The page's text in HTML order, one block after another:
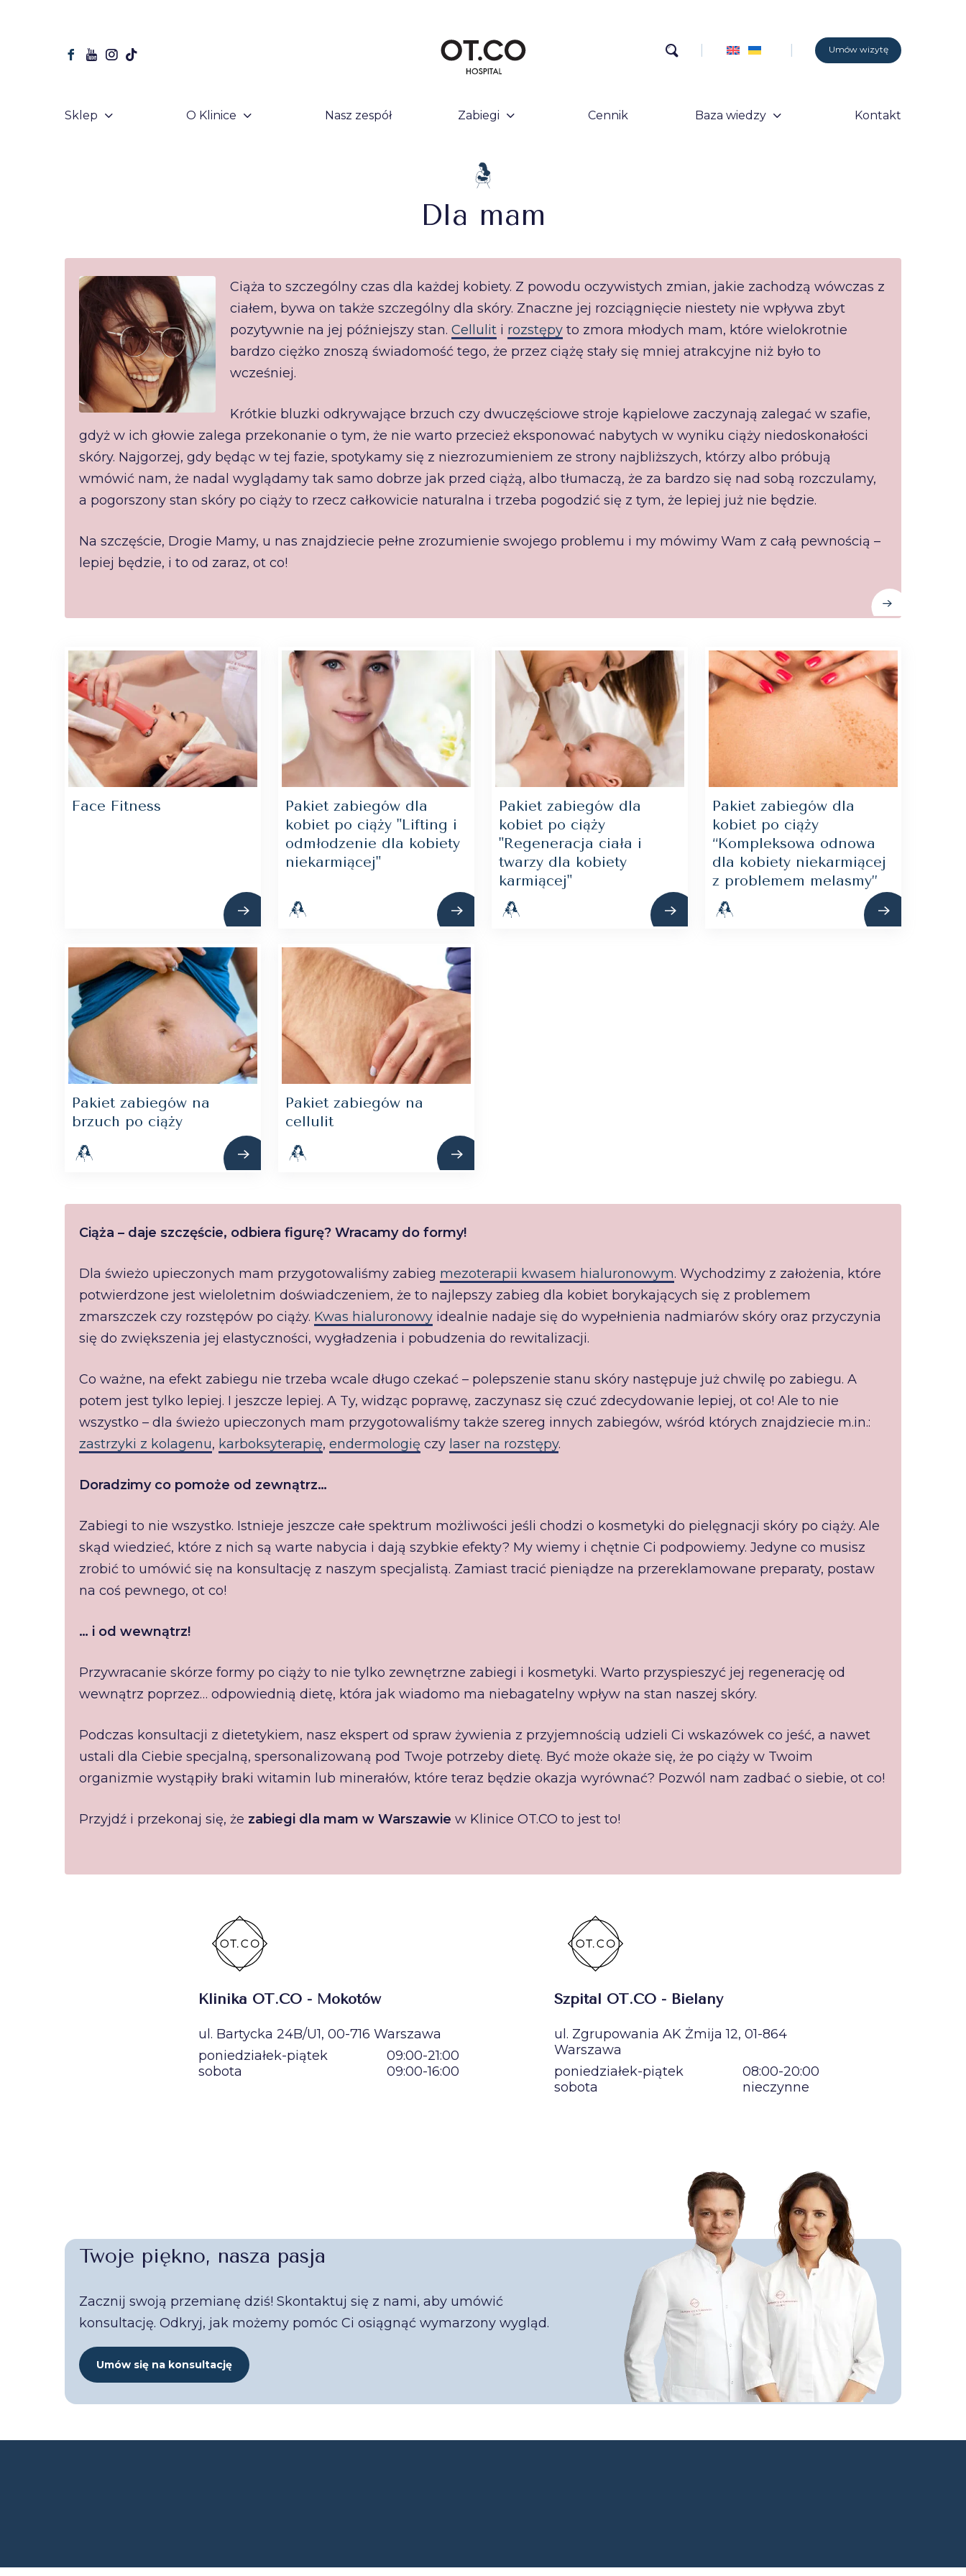
Umów wizytę
Sklep O Klinice Nasz zespół Zabiegi Cennik Baza wiedzy Kontakt
Dla mam
Ciąża to szczególny czas dla każdej kobiety. Z powodu oczywistych zmian, jakie zachodzą wówczas z
ciałem, bywa on także szczególny dla skóry. Znaczne jej rozciągnięcie niestety nie wpływa zbyt
pozytywnie na jej późniejszy stan. Cellulit i rozstępy to zmora młodych mam, które wielokrotnie
bardzo ciężko znoszą świadomość tego, że przez ciążę stały się mniej atrakcyjne niż było to
wcześniej.
Krótkie bluzki odkrywające brzuch czy dwuczęściowe stroje kąpielowe zaczynają zalegać w szafie,
gdyż w ich głowie zalega przekonanie o tym, że nie warto przecież eksponować nabytych w wyniku ciąży niedoskonałości
skóry. Najgorzej, gdy będąc w tej fazie, spotykamy się z niezrozumieniem ze strony najbliższych, którzy albo próbują
wmówić nam, że nadal wyglądamy tak samo dobrze jak przed ciążą, albo tłumaczą, że za bardzo się nad sobą rozczulamy,
a pogorszony stan skóry po ciąży to rzecz całkowicie naturalna i trzeba pogodzić się z tym, że lepiej już nie będzie.
Na szczęście, Drogie Mamy, u nas znajdziecie pełne zrozumienie swojego problemu i my mówimy Wam z całą pewnością –
lepiej będzie, i to od zaraz, ot co!
Face Fitness
Pakiet zabiegów dla
kobiet po ciąży "Lifting i
odmłodzenie dla kobiety
niekarmiącej"
Pakiet zabiegów dla
kobiet po ciąży
"Regeneracja ciała i
twarzy dla kobiety
karmiącej"
Pakiet zabiegów dla
kobiet po ciąży
“Kompleksowa odnowa
dla kobiety niekarmiącej
z problemem melasmy”
Pakiet zabiegów na
brzuch po ciąży
Pakiet zabiegów na
cellulit
Ciąża – daje szczęście, odbiera figurę? Wracamy do formy!
Dla świeżo upieczonych mam przygotowaliśmy zabieg mezoterapii kwasem hialuronowym. Wychodzimy z założenia, które
potwierdzone jest wieloletnim doświadczeniem, że to najlepszy zabieg dla kobiet borykających się z problemem
zmarszczek czy rozstępów po ciąży. Kwas hialuronowy idealnie nadaje się do wypełnienia nadmiarów skóry oraz przyczynia
się do zwiększenia jej elastyczności, wygładzenia i pobudzenia do rewitalizacji.
Co ważne, na efekt zabiegu nie trzeba wcale długo czekać – polepszenie stanu skóry następuje już chwilę po zabiegu. A
potem jest tylko lepiej. I jeszcze lepiej. A Ty, widząc poprawę, zaczynasz się czuć zdecydowanie lepiej, ot co! Ale to nie
wszystko – dla świeżo upieczonych mam przygotowaliśmy także szereg innych zabiegów, wśród których znajdziecie m.in.:
zastrzyki z kolagenu, karboksyterapię, endermologię czy laser na rozstępy.
Doradzimy co pomoże od zewnątrz…
Zabiegi to nie wszystko. Istnieje jeszcze całe spektrum możliwości jeśli chodzi o kosmetyki do pielęgnacji skóry po ciąży. Ale
skąd wiedzieć, które z nich są warte nabycia i dają szybkie efekty? My wiemy i chętnie Ci podpowiemy. Jedyne co musisz
zrobić to umówić się na konsultację z naszym specjalistą. Zamiast tracić pieniądze na przereklamowane preparaty, postaw
na coś pewnego, ot co!
… i od wewnątrz!
Przywracanie skórze formy po ciąży to nie tylko zewnętrzne zabiegi i kosmetyki. Warto przyspieszyć jej regenerację od
wewnątrz poprzez… odpowiednią dietę, która jak wiadomo ma niebagatelny wpływ na stan naszej skóry.
Podczas konsultacji z dietetykiem, nasz ekspert od spraw żywienia z przyjemnością udzieli Ci wskazówek co jeść, a nawet
ustali dla Ciebie specjalną, spersonalizowaną pod Twoje potrzeby dietę. Być może okaże się, że po ciąży w Twoim
organizmie wystąpiły braki witamin lub minerałów, które teraz będzie okazja wyrównać? Pozwól nam zadbać o siebie, ot co!
Przyjdź i przekonaj się, że zabiegi dla mam w Warszawie w Klinice OT.CO to jest to!
Klinika OT.CO - Mokotów
ul. Bartycka 24B/U1, 00-716 Warszawa
poniedziałek-piątek
09:00-21:00
sobota
09:00-16:00
Szpital OT.CO - Bielany
ul. Zgrupowania AK Żmija 12, 01-864
Warszawa
poniedziałek-piątek
08:00-20:00
sobota
nieczynne
Twoje piękno, nasza pasja
Zacznij swoją przemianę dziś! Skontaktuj się z nami, aby umówić
konsultację. Odkryj, jak możemy pomóc Ci osiągnąć wymarzony wygląd.
Umów się na konsultację